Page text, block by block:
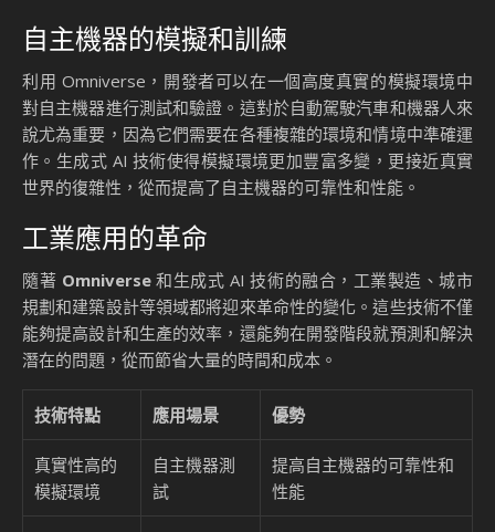
自主機器的模擬和訓練
利用 Omniverse，開發者可以在一個高度真實的模擬環境中
對自主機器進行測試和驗證。這對於自動駕駛汽車和機器人來
說尤為重要，因為它們需要在各種複雜的環境和情境中準確運
作。生成式 AI 技術使得模擬環境更加豐富多變，更接近真實
世界的復雜性，從而提高了自主機器的可靠性和性能。
工業應用的革命
隨著 Omniverse和生成式 AI 技術的融合，工業製造、城市
規劃和建築設計等領域都將迎來革命性的變化。這些技術不僅
能夠提高設計和生產的效率，還能夠在開發階段就預測和解決
潛在的問題，從而節省大量的時間和成本。
技術特點 應用場景 優勢
真實性高的
模擬環境
自主機器測
試
提高自主機器的可靠性和
性能